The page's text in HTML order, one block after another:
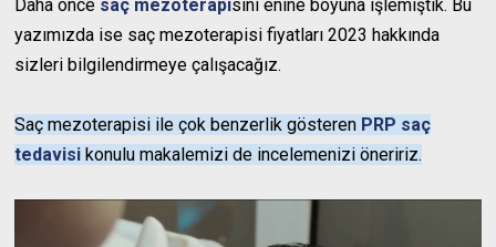
Daha önce saç mezoterapisini enine boyuna işlemiştik. Bu
yazımızda ise saç mezoterapisi fiyatları 2023 hakkında
sizleri bilgilendirmeye çalışacağız.
Saç mezoterapisi ile çok benzerlik gösteren PRP saç
tedavisi konulu makalemizi de incelemenizi öneririz.